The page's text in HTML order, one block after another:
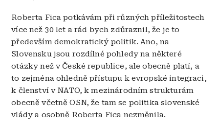
Roberta Fica potkávám při různých příležitostech
více než 30 let a rád bych zdůraznil, že je to
především demokratický politik. Ano, na
Slovensku jsou rozdílné pohledy na některé
otázky než v České republice, ale obecně platí, a
to zejména ohledně přístupu k evropské integraci,
k členství v NATO, k mezinárodním strukturám
obecně včetně OSN, že tam se politika slovenské
vlády a osobně Roberta Fica nezměnila.